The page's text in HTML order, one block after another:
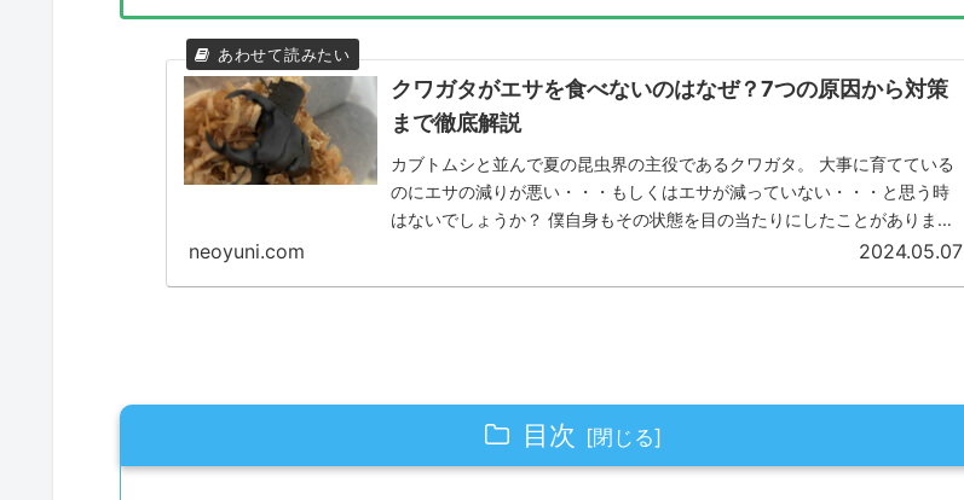
クワガタがエサを食べないのはなぜ？7つの原因から対策
まで徹底解説
カブトムシと並んで夏の昆虫界の主役であるクワガタ。 大事に育てている
のにエサの減りが悪い・・・もしくはエサが減っていない・・・と思う時
はないでしょうか？ 僕自身もその状態を目の当たりにしたことがありま
neoyuni.com 2024.05.07
目次